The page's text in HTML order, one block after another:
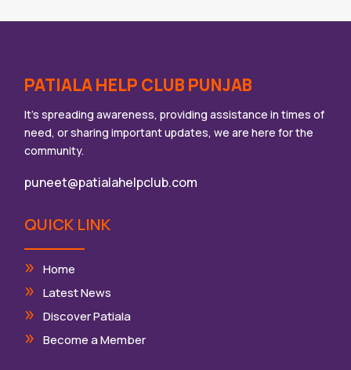
PATIALA HELP CLUB PUNJAB
It’s spreading awareness, providing assistance in times of
need, or sharing important updates, we are here for the
community.
puneet@patialahelpclub.com
QUICK LINK
Home
Latest News
Discover Patiala
Become a Member